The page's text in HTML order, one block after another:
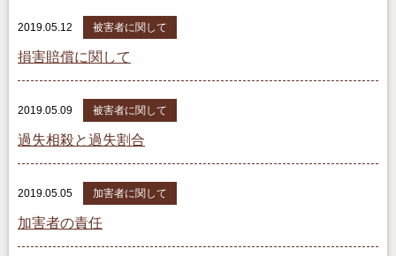
2019.05.12 被害者に関して
損害賠償に関して
2019.05.09 被害者に関して
過失相殺と過失割合
2019.05.05 加害者に関して
加害者の責任